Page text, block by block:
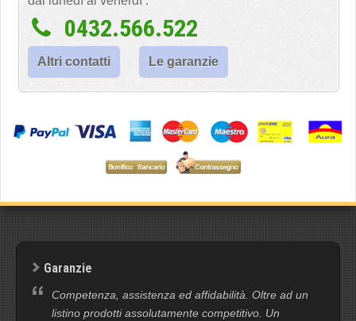
0432.566.522
Altri contatti Le garanzie
Garanzie
Competenza, assistenza ed affidabilità. Oltre ad un
listino prodotti assolutamente competitivo. Un